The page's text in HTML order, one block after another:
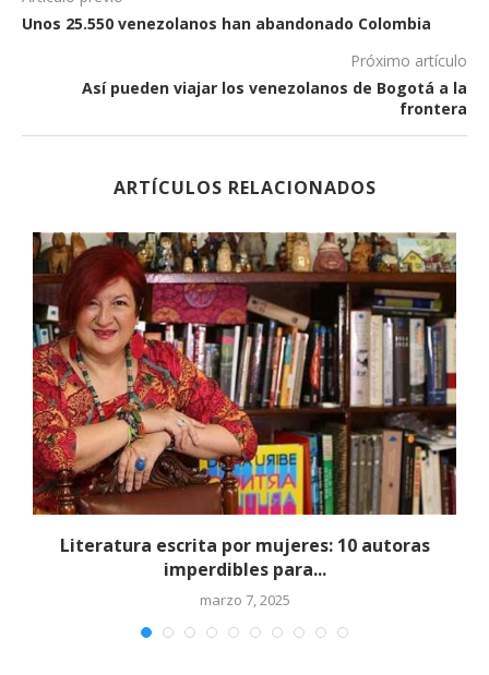
Unos 25.550 venezolanos han abandonado Colombia
Próximo artículo
Así pueden viajar los venezolanos de Bogotá a la
frontera
ARTÍCULOS RELACIONADOS
Literatura escrita por mujeres: 10 autoras
imperdibles para...
marzo 7, 2025